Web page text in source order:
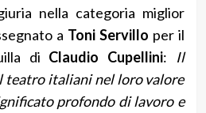
nella categoria miglior
a Toni Servillo per il
di Claudio Cupellini:
Il
teatro italiani nel loro valore
profondo di lavoro e